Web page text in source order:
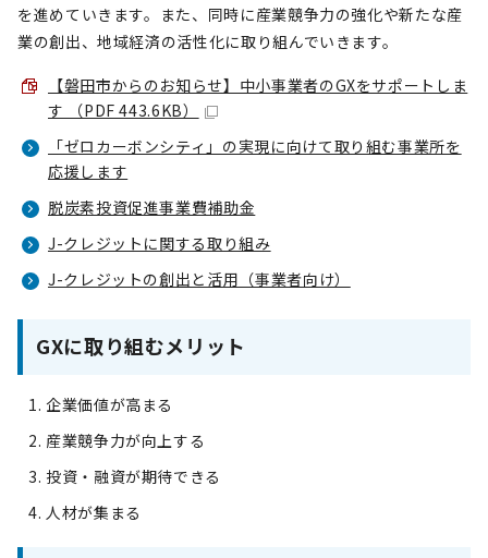
を進めていきます。また、同時に産業競争力の強化や新たな産
業の創出、地域経済の活性化に取り組んでいきます。
【磐田市からのお知らせ】中小事業者のGXをサポートしま
す （PDF 443.6KB）
「ゼロカーボンシティ」の実現に向けて取り組む事業所を
応援します
脱炭素投資促進事業費補助金
J-クレジットに関する取り組み
J-クレジットの創出と活用（事業者向け）
GXに取り組むメリット
企業価値が高まる
産業競争力が向上する
投資・融資が期待できる
人材が集まる